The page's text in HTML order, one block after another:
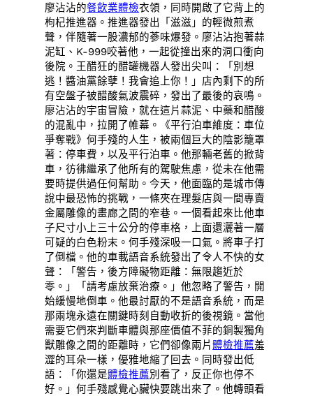
廖沾沾的餐飲業體檢衣領，同時開啟了它背上的
枸杞推進器。推進器發出「滋滋」的輕微煎煮
聲，伴隨著一股濃郁的蔘味爆發。廖沾沾抱著蒜
泥缸、K-999咬著他，一起從撞出來的洞口衝向
後院。王醋狂的醋罐機器人發出尖叫：「別想
逃！醬油黨餘孽！我會追上你！」店內剩下的所
有空盤子被醋酸氣波震碎，發出了最後的哀鳴。
廖沾沾的宇宙冒險，就在這片蒜泥、中藥和醋酸
的混亂中，拉開了帷幕。《平行泊車維度：車位
爭奪戰》何手殘的人生，被兩個巨大的陰影籠罩
著：停車費，以及平行泊車。他那輛老舊的掀背
車，彷彿繼承了他所有的駕駛焦慮，從未在他需
要時提供過任何幫助。今天，他面臨的是城市傳
說中最恐怖的挑戰，一條夾在理髮店與一間專賣
金屬雕像的畫廊之間的窄巷。一個看起來比他車
子尺寸小上三十公分的停車格，上面還灑著一層
可疑的白色粉末。何手殘深吸一口氣。將車子打
了倒檔。他的車載語音系統發出了令人不快的女
聲：「警告，後方障礙物距離：無限趨近於
零。」「請考慮放棄治療。」他忽略了警告，開
始緩慢地倒車。他最討厭的不是語音系統，而是
那兩塊永遠在關鍵時刻自動收折的後視鏡。當他
需要它們來判斷車體與那座價值不菲的銅製獨角
獸雕像之間的距離時，它們卻像兩片體檢推薦羞
澀的耳朵一樣，優雅地縮了回去。同時發出低
語：「你還是體檢推薦別看了，反正你也停不
好。」何手殘感覺心臟快要跳出來了。他轉頭看